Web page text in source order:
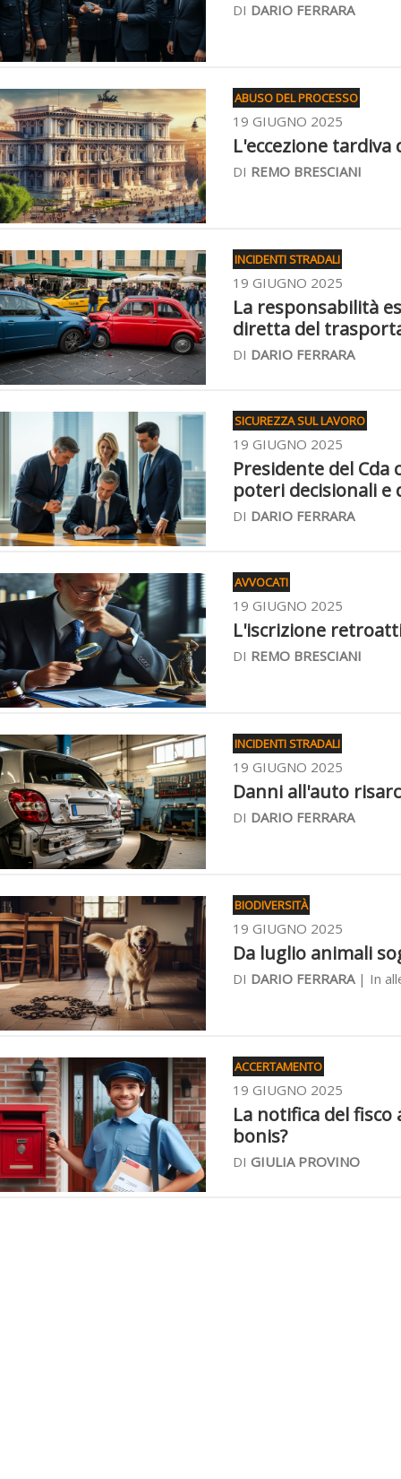
DI DARIO FERRARA
ABUSO DEL PROCESSO
19 GIUGNO 2025
L'eccezione
DI REMO BRESCIANI
INCIDENTI STRADALI
19 GIUGNO 2025
La responsabilità
diretta del
DI DARIO FERRARA
SICUREZZA SUL LAVORO
19 GIUGNO 2025
Presidente del
poteri decisionali e
DI DARIO FERRARA
AVVOCATI
19 GIUGNO 2025
L'iscrizione
DI REMO BRESCIANI
INCIDENTI STRADALI
19 GIUGNO 2025
Danni all'auto
DI DARIO FERRARA
BIODIVERSITÀ
19 GIUGNO 2025
Da luglio animali
DI DARIO FERRARA| In
ACCERTAMENTO
19 GIUGNO 2025
La notifica del
bonis?
DI GIULIA PROVINO